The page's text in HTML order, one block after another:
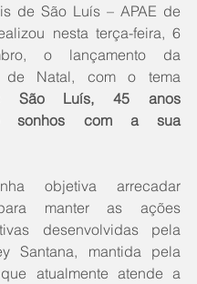
de São Luís – APAE de
nesta terça-feira, 6
o lançamento da
São Luís, 45 anos
sonhos com a sua
objetiva arrecadar
manter as ações
desenvolvidas pela
Santana, mantida pela
atualmente atende a